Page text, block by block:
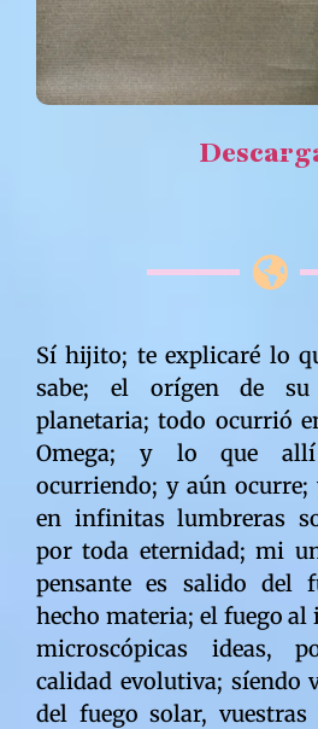
Sí hijito; te explicaré lo
sabe; el orígen de su
planetaria; todo ocurrió
Omega; y lo que
ocurriendo; y aún ocurre;
en infinitas lumbreras
por toda eternidad; mi
pensante es salido del
hecho materia; el fuego al
microscópicas ideas,
calidad evolutiva; síendo
del fuego solar,